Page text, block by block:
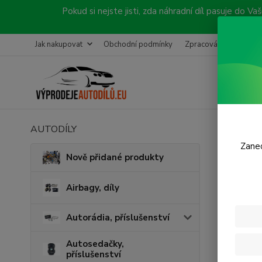
Pokud si nejste jisti, zda náhradní díl pasuje do
Jak nakupovat Obchodní podmínky Zpracování objednávky
AUTODÍLY
Nově přidané produkty
Airbagy, díly
Autorádia, příslušenství
Autosedačky,
příslušenství